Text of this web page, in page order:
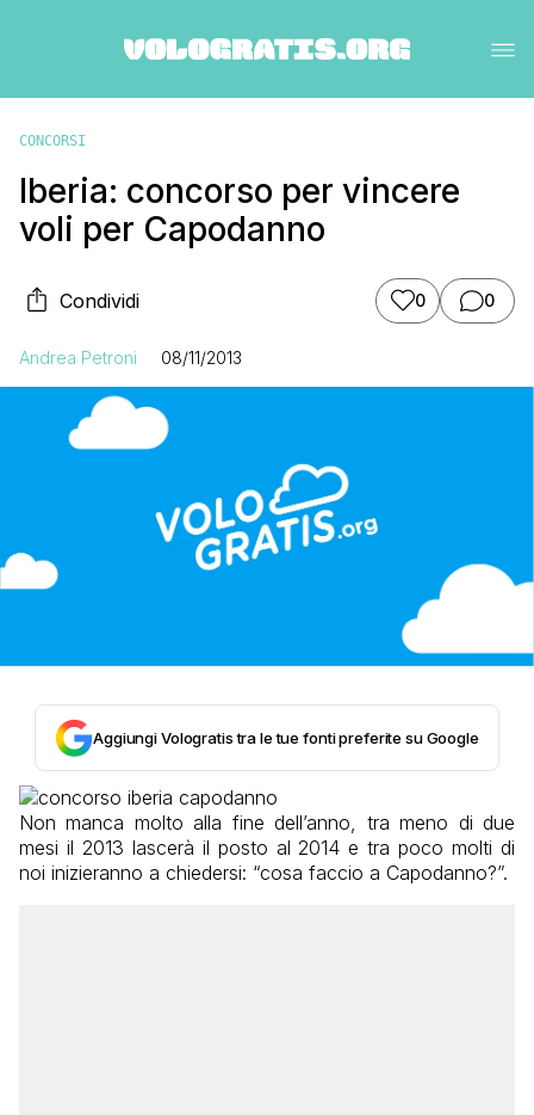
CONCORSI
Iberia: concorso per vincere
voli per Capodanno
Condividi 0 0
Andrea Petroni 08/11/2013
Aggiungi Vologratis tra le tue fonti preferite su Google
Non manca molto alla fine dell’anno, tra meno di due
mesi il 2013 lascerà il posto al 2014 e tra poco molti di
noi inizieranno a chiedersi: “cosa faccio a Capodanno?”.